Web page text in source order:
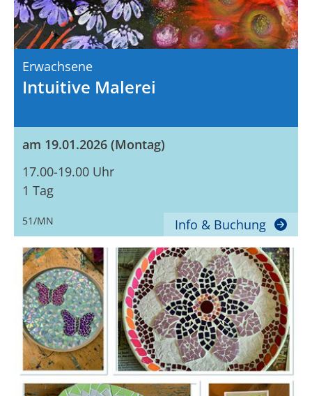
Erwachsene
Intuitive Malerei
am 19.01.2026 (Montag)
17.00-19.00 Uhr
1 Tag
51/MN Info & Buchung